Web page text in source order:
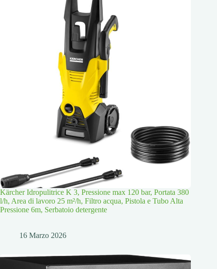
Kärcher Idropulitrice K 3, Pressione max 120 bar, Portata 380
l/h, Area di lavoro 25 m²/h, Filtro acqua, Pistola e Tubo Alta
Pressione 6m, Serbatoio detergente
16 Marzo 2026